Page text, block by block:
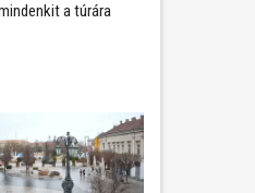
a túrára